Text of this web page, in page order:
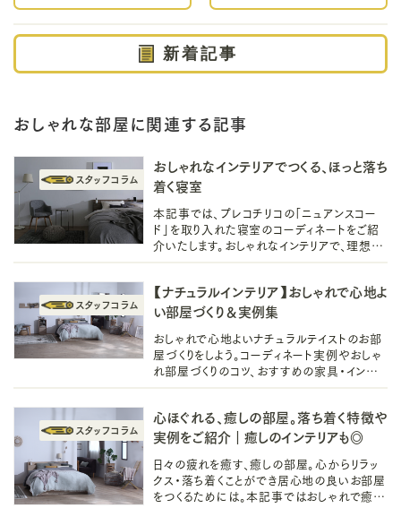
新着記事
おしゃれな部屋に関連する記事
おしゃれなインテリアでつくる、ほっと落ち
着く寝室
本記事では、プレコチリコの「ニュアンスコー
ド」を取り入れた寝室のコーディネートをご紹
介いたします。おしゃれなインテリアで、理想を
【ナチュラルインテリア】おしゃれで心地よ
い部屋づくり＆実例集
おしゃれで心地よいナチュラルテイストのお部
屋づくりをしよう。コーディネート実例やおしゃ
れ部屋づくりのコツ、おすすめの家具・インテリ
心ほぐれる、癒しの部屋。落ち着く特徴や
実例をご紹介｜癒しのインテリアも◎
日々の疲れを癒す、癒しの部屋。心からリラッ
クス・落ち着くことができ居心地の良いお部屋
をつくるためには。本記事ではおしゃれで癒し